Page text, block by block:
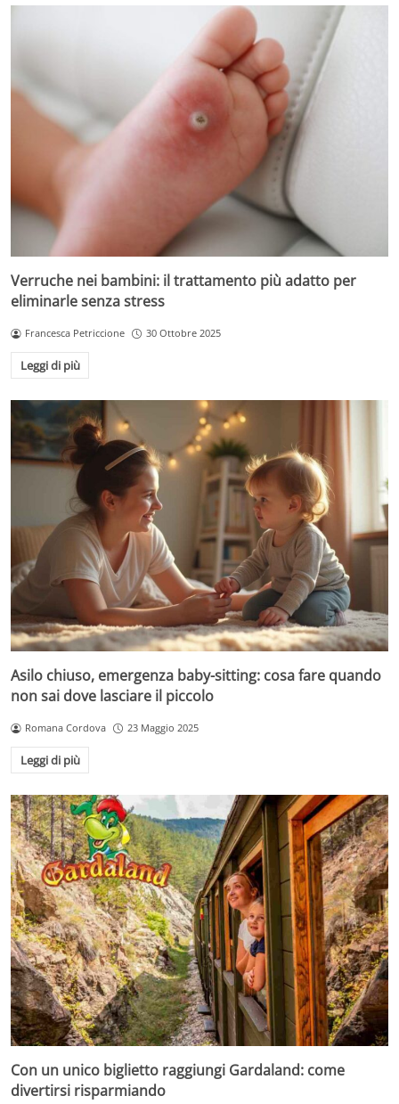
Verruche nei bambini: il trattamento più adatto per
eliminarle senza stress
Francesca Petriccione 30 Ottobre 2025
Leggi di più
Asilo chiuso, emergenza baby-sitting: cosa fare quando
non sai dove lasciare il piccolo
Romana Cordova 23 Maggio 2025
Leggi di più
Con un unico biglietto raggiungi Gardaland: come
divertirsi risparmiando